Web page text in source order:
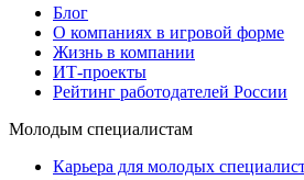
Блог
О компаниях в игровой форме
Жизнь в компании
ИТ-проекты
Рейтинг работодателей России
Молодым специалистам
Карьера для молодых